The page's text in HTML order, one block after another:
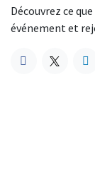
Découvrez ce
événement et